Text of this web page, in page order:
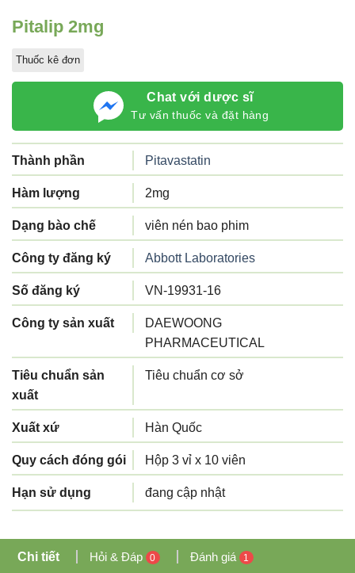
Chat với dược sĩ
Tư vấn thuốc và đặt hàng
Pitalip 2mg
Thuốc kê đơn
Thành phần Pitavastatin
Hàm lượng 2mg
Dạng bào chế viên nén bao phim
Công ty đăng ký Abbott Laboratories
Số đăng ký VN-19931-16
Công ty sản xuất
DAEWOONG
PHARMACEUTICAL
Tiêu chuẩn sản
xuất
Tiêu chuẩn cơ sở
Xuất xứ Hàn Quốc
Quy cách đóng gói Hộp 3 vỉ x 10 viên
Hạn sử dụng đang cập nhật
Chi tiết Hỏi & Đáp 0 Đánh giá 1